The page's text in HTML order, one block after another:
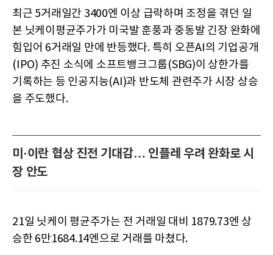
최근 5거래일간 3400엔 이상 급락하며 조정을 겪던 일
본 닛케이평균주가가 미국발 훈풍과 중동발 긴장 완화에
힘입어 6거래일 만에 반등했다. 특히 오픈AI의 기업공개
(IPO) 추진 소식에 소프트뱅크그룹(SBG)이 상한가를
기록하는 등 인공지능(AI)과 반도체 관련주가 시장 상승
을 주도했다.
미·이란 협상 진전 기대감… 인플레 우려 완화로 시
장 안도
21일 닛케이 평균주가는 전 거래일 대비 1879.73엔 상
승한 6만1684.14엔으로 거래를 마쳤다.